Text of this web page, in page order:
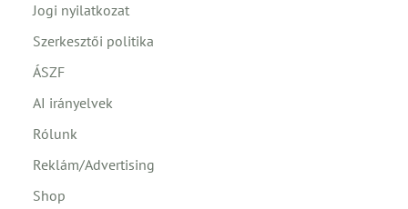
Jogi nyilatkozat
Szerkesztői politika
ÁSZF
AI irányelvek
Rólunk
Reklám/Advertising
Shop